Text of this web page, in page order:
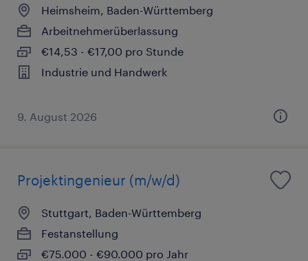
Heimsheim, Baden-Württemberg
Arbeitnehmerüberlassung
€14,53 - €17,00 pro Stunde
Industrie und Handwerk
9. August 2026
Projektingenieur (m/w/d)
Stuttgart, Baden-Württemberg
Festanstellung
€75.000 - €90.000 pro Jahr